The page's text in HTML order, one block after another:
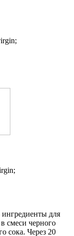
для
смеси черного
сока. Через 20